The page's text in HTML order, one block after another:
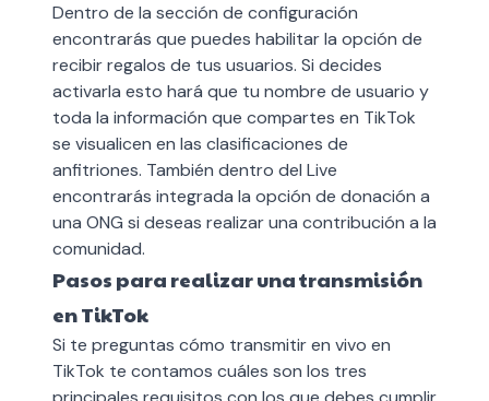
Dentro de la sección de configuración
encontrarás que puedes habilitar la opción de
recibir regalos de tus usuarios. Si decides
activarla esto hará que tu nombre de usuario y
toda la información que compartes en TikTok
se visualicen en las clasificaciones de
anfitriones. También dentro del Live
encontrarás integrada la opción de donación a
una ONG si deseas realizar una contribución a la
comunidad.
Pasos para realizar una transmisión
en TikTok
Si te preguntas cómo transmitir en vivo en
TikTok te contamos cuáles son los tres